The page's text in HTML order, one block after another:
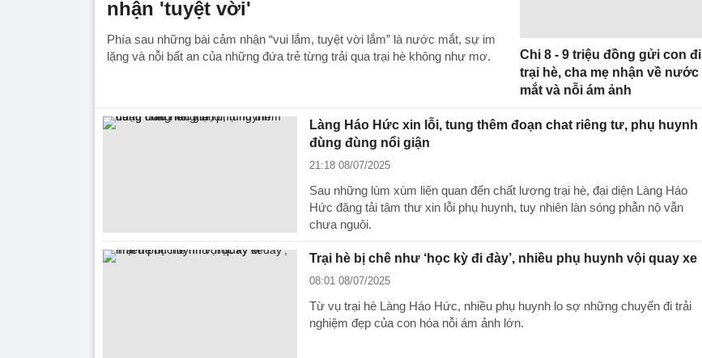
nhận 'tuyệt vời'
Phía sau những bài cảm nhận “vui lắm, tuyệt vời lắm” là nước mắt, sự im
lặng và nỗi bất an của những đứa trẻ từng trải qua trại hè không như mơ.
Chi 8 - 9 triệu đồng gửi con đi
trại hè, cha mẹ nhận về nước
mắt và nỗi ám ảnh
Làng Háo Hức xin lỗi, tung thêm đoạn chat riêng tư, phụ huynh
đùng đùng nổi giận
21:18 08/07/2025
Sau những lùm xùm liên quan đến chất lượng trại hè, đại diện Làng Háo
Hức đăng tải tâm thư xin lỗi phụ huynh, tuy nhiên làn sóng phẫn nộ vẫn
chưa nguôi.
Trại hè bị chê như ‘học kỳ đi đày’, nhiều phụ huynh vội quay xe
08:01 08/07/2025
Từ vụ trại hè Làng Háo Hức, nhiều phụ huynh lo sợ những chuyến đi trải
nghiệm đẹp của con hóa nỗi ám ảnh lớn.